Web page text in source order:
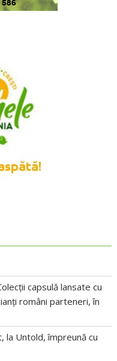
capsulă lansate cu
români parteneri, în
la Untold, împreună cu